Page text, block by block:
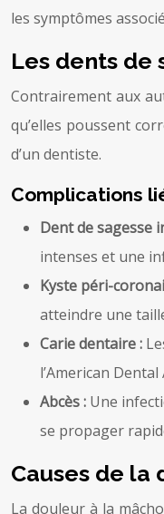
les symptômes
Les dents de
Contrairement aux
qu’elles poussent
d’un dentiste.
Complications
Dent de sagesse
intenses et une
Kyste péri-
atteindre une
Carie dentaire :
l’American
Abcès : Une
se propager
Causes de la
La douleur à la